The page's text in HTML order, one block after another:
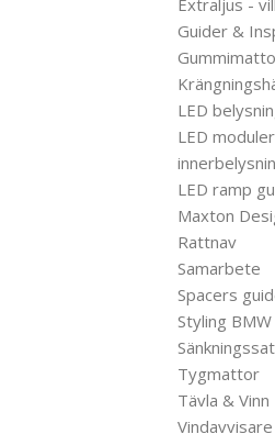
Guider &
LED
LED
LED ramp
Maxton
Rattnav
Samarbete
Spacers
Styling BMW
Tygmattor
Tävla & Vinn
Vindavvisare